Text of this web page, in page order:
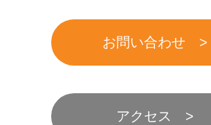
お問い合わせ
アクセス